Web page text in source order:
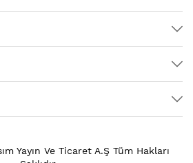
Yayın Ve Ticaret A.Ş Tüm Hakları